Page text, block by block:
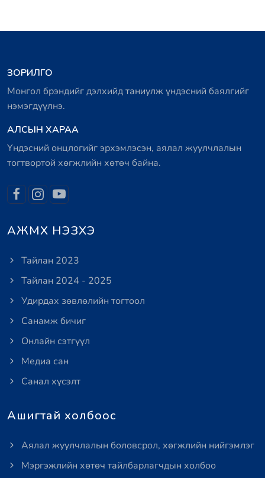
ЗОРИЛГО
Монгол брэндийг дэлхийд таниулж үндэсний баялгийг
нэмэгдүүлнэ.
АЛСЫН ХАРАА
Үндэсний онцлогийг эрхэмлэсэн, аялал жуулчлалын
тогтвортой хөгжлийн хөтөч байна.
АЖМХ НЭЗХЭ
Тайлан 2023
Тайлан 2024 - 2025
Удирдах зөвлөлийн тогтоол
Санамж бичиг
Онлайн сэтгүүл
Медиа сан
Санал хүсэлт
Ашигтай холбоос
Аялал жуулчлалын боловсрол, хөгжлийн нийгэмлэг
Мэргэжлийн хөтөч тайлбарлагчдын холбоо